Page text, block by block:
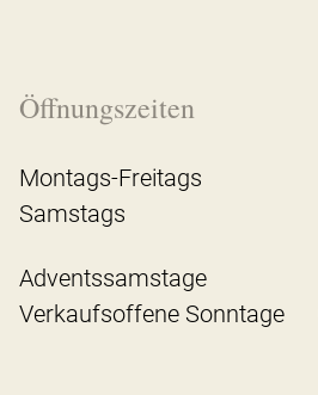
Öffnungszeiten
Montags-Freitags
Samstags
Adventssamstage
Verkaufsoffene Sonntage